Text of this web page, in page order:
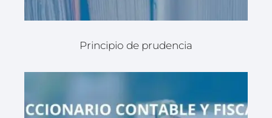
Principio de prudencia